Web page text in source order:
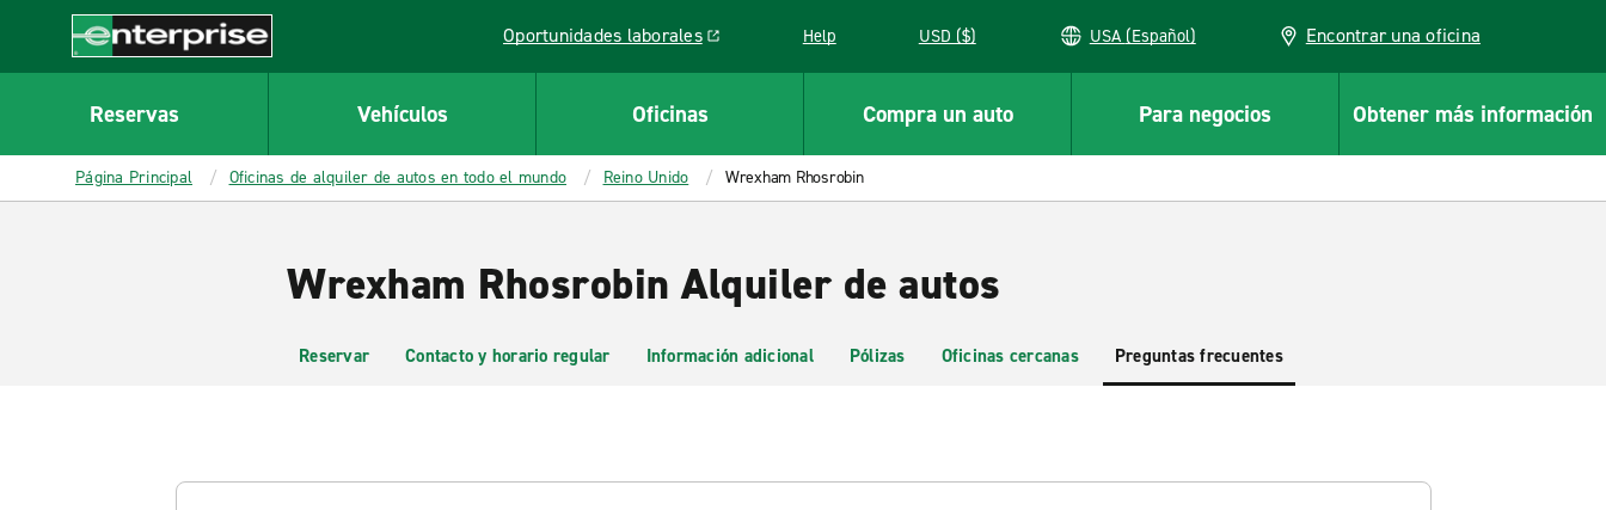
CONTENT
Enterprise
Oportunidades laborales
Link opens in a new window Help USD ($) USA (Español) Encontrar una oficina
Reservas Vehículos Oficinas Compra un auto Para negocios Obtener más información
Página Principal Oficinas de alquiler de autos en todo el mundo Reino Unido Wrexham Rhosrobin
Wrexham Rhosrobin Alquiler de autos
Reservar Contacto y horario regular Información adicional Pólizas Oficinas cercanas Preguntas frecuentes